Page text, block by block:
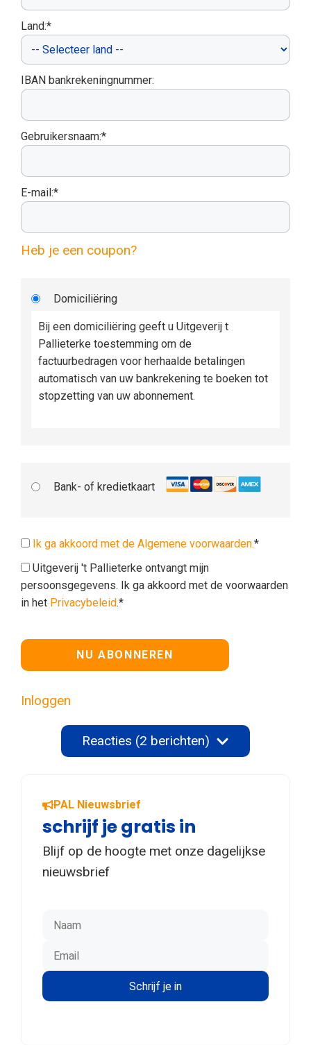
Land:*
IBAN bankrekeningnummer:
Gebruikersnaam:*
E-mail:*
Heb je een coupon?
Domiciliëring
Bij een domiciliëring geeft u Uitgeverij t
Pallieterke toestemming om de
factuurbedragen voor herhaalde betalingen
automatisch van uw bankrekening te boeken tot
stopzetting van uw abonnement.
Bank- of kredietkaart
Ik ga akkoord met de Algemene voorwaarden.*
Uitgeverij 't Pallieterke ontvangt mijn
persoonsgegevens. Ik ga akkoord met de voorwaarden
in het Privacybeleid.*
Geen waarde
Inloggen
Reacties (2 berichten)
PAL Nieuwsbrief
schrijf je gratis in
Blijf op de hoogte met onze dagelijkse
nieuwsbrief